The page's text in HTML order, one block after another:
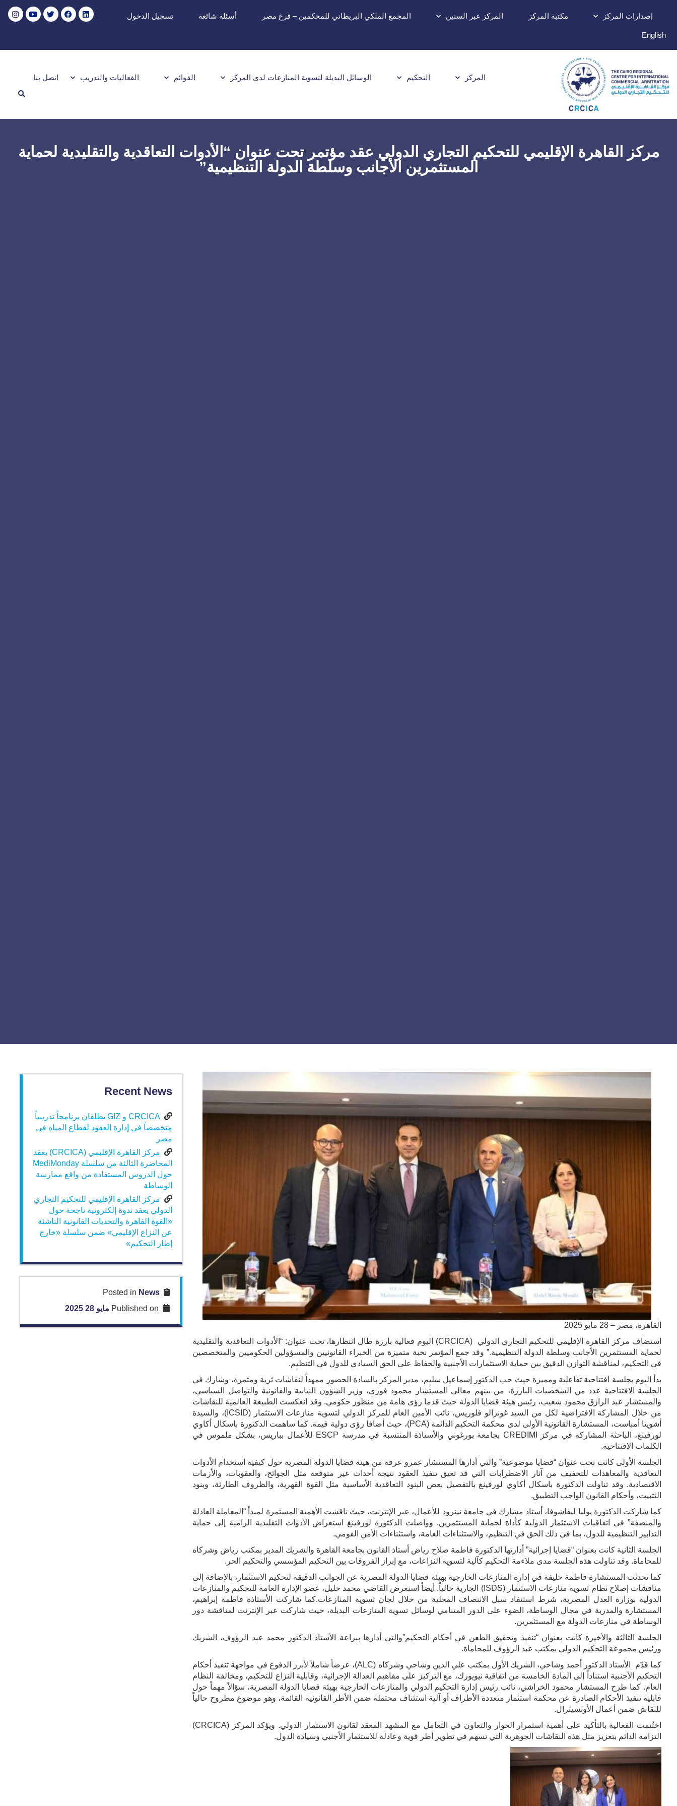
إصدارات المركز مكتبة المركز المركز عبر السنين المجمع الملكي البريطاني للمحكمين – فرع مصر أسئلة شائعة تسجيل الدخول
English
المركز التحكيم الوسائل البديلة لتسوية المنازعات لدى المركز القوائم الفعاليات والتدريب اتصل بنا
مركز القاهرة الإقليمي للتحكيم التجاري الدولي عقد مؤتمر تحت عنوان “الأدوات التعاقدية والتقليدية لحماية
المستثمرين الأجانب وسلطة الدولة التنظيمية”
القاهرة، مصر – 28 مايو 2025
استضاف مركز القاهرة الإقليمي للتحكيم التجاري الدولي (CRCICA) اليوم فعالية بارزة طال انتظارها، تحت عنوان: “الأدوات التعاقدية والتقليدية
لحماية المستثمرين الأجانب وسلطة الدولة التنظيمية.” وقد جمع المؤتمر نخبة متميزة من الخبراء القانونيين والمسؤولين الحكوميين والمتخصصين
في التحكيم، لمناقشة التوازن الدقيق بين حماية الاستثمارات الأجنبية والحفاظ على الحق السيادي للدول في التنظيم.
بدأ اليوم بجلسة افتتاحية تفاعلية ومميزة حيث حب الدكتور إسماعيل سليم، مدير المركز بالسادة الحضور ممهداً لنقاشات ثرية ومثمرة، وشارك في
الجلسة الافتتاحية عدد من الشخصيات البارزة، من بينهم معالي المستشار محمود فوزي، وزير الشؤون النيابية والقانونية والتواصل السياسي،
والمستشار عبد الرازق محمود شعيب، رئيس هيئة قضايا الدولة حيث قدما رؤى هامة من منظور حكومي. وقد انعكست الطبيعة العالمية للنقاشات
من خلال المشاركة الافتراضية لكل من السيد غونزالو فلوريس، نائب الأمين العام للمركز الدولي لتسوية منازعات الاستثمار (ICSID)، والسيدة
أشويتا أمباست، المستشارة القانونية الأولى لدى محكمة التحكيم الدائمة (PCA)، حيث أضافا رؤى دولية قيمة. كما ساهمت الدكتورة باسكال أكاوي
لورفينغ، الباحثة المشاركة في مركز CREDIMI بجامعة بورغوني والأستاذة المنتسبة في مدرسة ESCP للأعمال بباريس، بشكل ملموس في
الكلمات الافتتاحية.
الجلسة الأولى كانت تحت عنوان “قضايا موضوعية” والتي أدارها المستشار عمرو عرفة من هيئة قضايا الدولة المصرية حول كيفية استخدام الأدوات
التعاقدية والمعاهدات للتخفيف من آثار الاضطرابات التي قد تعيق تنفيذ العقود نتيجة أحداث غير متوقعة مثل الجوائح، والعقوبات، والأزمات
الاقتصادية. وقد تناولت الدكتورة باسكال أكاوي لورفينغ بالتفصيل بعض البنود التعاقدية الأساسية مثل القوة القهرية، والظروف الطارئة، وبنود
التثبيت، وأحكام القانون الواجب التطبيق.
كما شاركت الدكتورة يوليا ليفاشوفا، أستاذ مشارك في جامعة نينرود للأعمال، عبر الإنترنت، حيث ناقشت الأهمية المستمرة لمبدأ “المعاملة العادلة
والمنصفة” في اتفاقيات الاستثمار الدولية كأداة لحماية المستثمرين. وواصلت الدكتورة لورفينغ استعراض الأدوات التقليدية الرامية إلى حماية
التدابير التنظيمية للدول، بما في ذلك الحق في التنظيم، والاستثناءات العامة، واستثناءات الأمن القومي.
الجلسة الثانية كانت بعنوان “قضايا إجرائية” أدارتها الدكتورة فاطمة صلاح رياض أستاذ القانون بجامعة القاهرة والشريك المدير بمكتب رياض وشركاه
للمحاماة. وقد تناولت هذه الجلسة مدى ملاءمة التحكيم كآلية لتسوية النزاعات، مع إبراز الفروقات بين التحكيم المؤسسي والتحكيم الحر.
كما تحدثت المستشارة فاطمة خليفة في إدارة المنازعات الخارجية بهيئة قضايا الدولة المصرية عن الجوانب الدقيقة لتحكيم الاستثمار، بالإضافة إلى
مناقشات إصلاح نظام تسوية منازعات الاستثمار (ISDS) الجارية حالياً. أيضاً استعرض القاضي محمد خليل، عضو الإدارة العامة للتحكيم والمنازعات
الدولية بوزارة العدل المصرية، شرط استنفاد سبل الانتصاف المحلية من خلال لجان تسوية المنازعات.كما شاركت الأستاذة فاطمة إبراهيم،
المستشارة والمدربة في مجال الوساطة، الضوء على الدور المتنامي لوسائل تسوية المنازعات البديلة، حيث شاركت عبر الإنترنت لمناقشة دور
الوساطة في منازعات الدولة مع المستثمرين.
الجلسة الثالثة والأخيرة كانت بعنوان “تنفيذ وتحقيق الطعن في أحكام التحكيم”والتي أدارها ببراعة الأستاذ الدكتور محمد عبد الرؤوف، الشريك
ورئيس مجموعة التحكيم الدولي بمكتب عبد الرؤوف للمحاماة.
كما قدّم الأستاذ الدكتور أحمد وشاحي، الشريك الأول بمكتب علي الدين وشاحي وشركاه (ALC)، عرضاً شاملاً لأبرز الدفوع في مواجهة تنفيذ أحكام
التحكيم الأجنبية استناداً إلى المادة الخامسة من اتفاقية نيويورك، مع التركيز على مفاهيم العدالة الإجرائية، وقابلية النزاع للتحكيم، ومخالفة النظام
العام. كما طرح المستشار محمود الخراشي، نائب رئيس إدارة التحكيم الدولي والمنازعات الخارجية بهيئة قضايا الدولة المصرية، سؤالاً مهماً حول
قابلية تنفيذ الأحكام الصادرة عن محكمة استثمار متعددة الأطراف أو آلية استئناف محتملة ضمن الأطر القانونية القائمة، وهو موضوع مطروح حالياً
للنقاش ضمن أعمال الأونسيترال.
اختُتمت الفعالية بالتأكيد على أهمية استمرار الحوار والتعاون في التعامل مع المشهد المعقد لقانون الاستثمار الدولي. ويؤكد المركز (CRCICA)
التزامه الدائم بتعزيز مثل هذه النقاشات الجوهرية التي تسهم في تطوير أطر قوية وعادلة للاستثمار الأجنبي وسيادة الدول.
Recent News
CRCICA و GIZ يطلقان برنامجاً تدريبياً
متخصصاً في إدارة العقود لقطاع المياه في
مصر
مركز القاهرة الإقليمي (CRCICA) يعقد
المحاضرة الثالثة من سلسلة MediMonday
حول الدروس المستفادة من واقع ممارسة
الوساطة
مركز القاهرة الإقليمي للتحكيم التجاري
الدولي يعقد ندوة إلكترونية ناجحة حول
«القوة القاهرة والتحديات القانونية الناشئة
عن النزاع الإقليمي» ضمن سلسلة «خارج
إطار التحكيم»
Posted in
News
Published on
مايو 28 2025